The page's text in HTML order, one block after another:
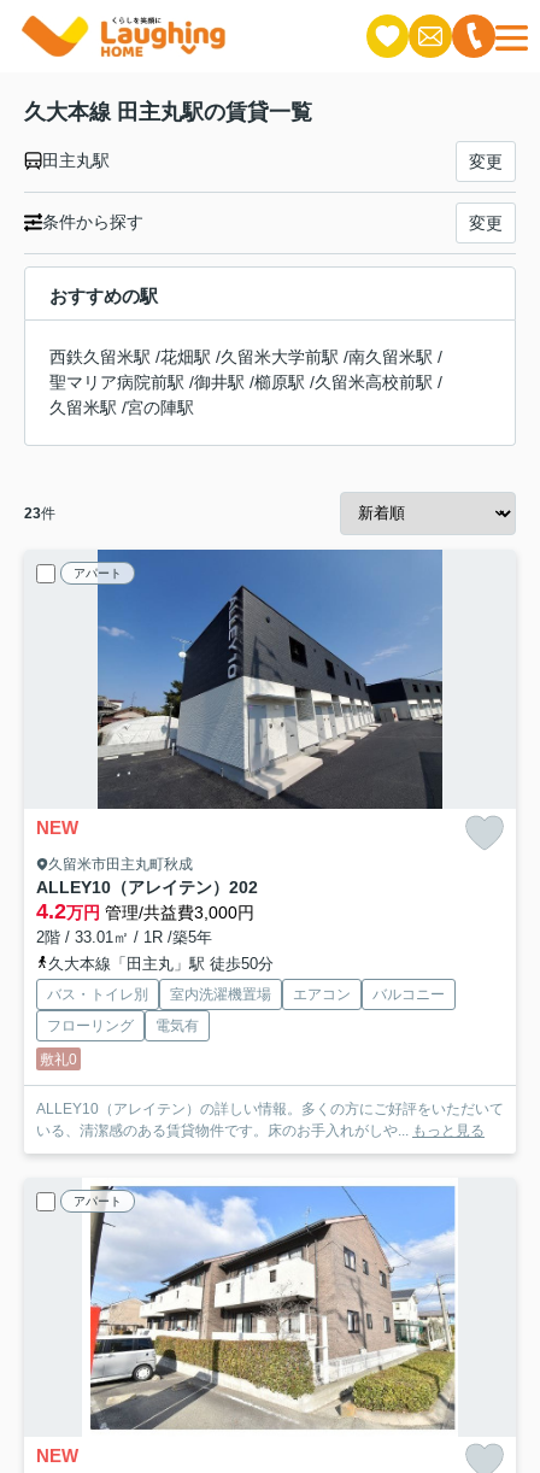
久大本線 田主丸駅の賃貸一覧
田主丸駅 変更
条件から探す 変更
おすすめの駅
西鉄久留米駅 /花畑駅 /久留米大学前駅 /南久留米駅 /
聖マリア病院前駅 /御井駅 /櫛原駅 /久留米高校前駅 /
久留米駅 /宮の陣駅
23件
アパート
NEW
久留米市田主丸町秋成
ALLEY10（アレイテン） 202
4.2万円 管理/共益費3,000円
2階 / 33.01㎡ / 1R /築5年
久大本線「田主丸」駅 徒歩50分
バス・トイレ別 室内洗濯機置場 エアコン
バルコニー
フローリング
電気有
敷礼0
ALLEY10（アレイテン）の詳しい情報。多くの方にご好評をいただいて
いる、清潔感のある賃貸物件です。床のお手入れがしや...
もっと見る
アパート
NEW